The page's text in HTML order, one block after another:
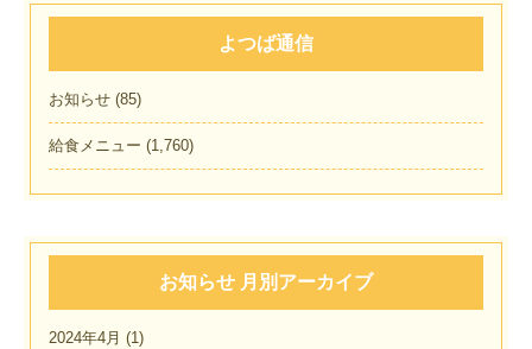
よつば通信
お知らせ (85)
給食メニュー (1,760)
お知らせ 月別アーカイブ
2024年4月 (1)